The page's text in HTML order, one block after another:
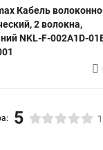
Кабель
2 волокна,
NKL-F-002A1D-
5 1